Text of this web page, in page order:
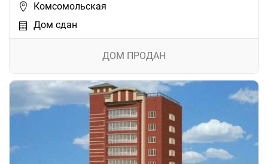
Комсомольская
Дом сдан
ДОМ ПРОДАН